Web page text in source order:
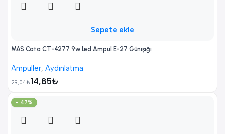
Sepete ekle
MAS Cata CT-4277 9w Led Ampul E-27 Günışığı
Ampuller, Aydınlatma
29,04₺14,85₺
- 47%